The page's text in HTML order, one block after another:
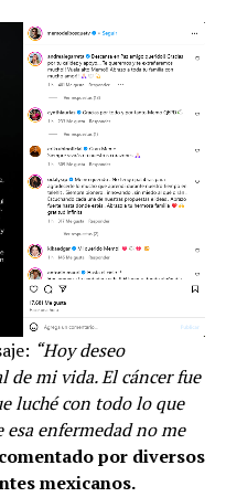
“Hoy deseo
mi vida. El cáncer fue
luché con todo lo que
enfermedad no me
por diversos
mexicanos.